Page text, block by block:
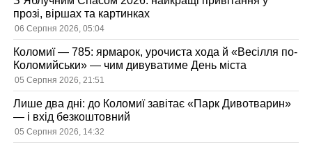
прозі, віршах та картинках
06 Серпня 2026, 05:04
Коломиї — 785: ярмарок, урочиста хода й «Весілля по-
Коломийськи» — чим дивуватиме День міста
05 Серпня 2026, 21:51
Лише два дні: до Коломиї завітає «Парк Дивотварин»
— і вхід безкоштовний
05 Серпня 2026, 14:32